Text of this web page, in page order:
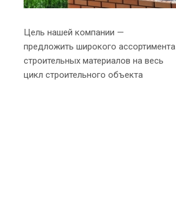
Цель нашей компании —
предложить широкого ассортимента
строительных материалов на весь
цикл строительного объекта